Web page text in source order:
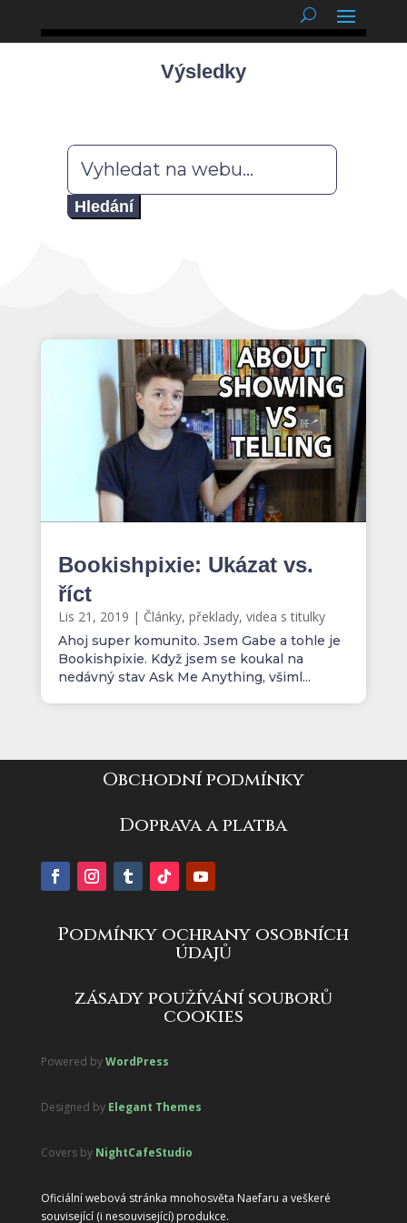
Výsledky
Hledat:
Bookishpixie: Ukázat vs.
říct
Lis 21, 2019 | Články, překlady, videa s titulky
Ahoj super komunito. Jsem Gabe a tohle je
Bookishpixie. Když jsem se koukal na
nedávný stav Ask Me Anything, všiml...
Obchodní podmínky
Doprava a platba
Podmínky ochrany osobních
údajů
zásady používání souborů
cookies
Powered byWordPress
Designed by Elegant Themes
Covers by NightCafeStudio
Oficiální webová stránka mnohosvěta Naefaru a veškeré
související (i nesouvisející) produkce.